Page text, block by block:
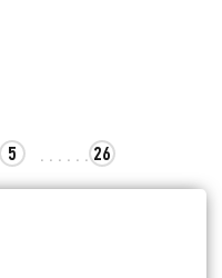
5 . . . . . . 26